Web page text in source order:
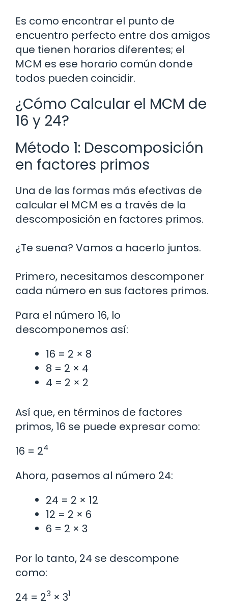
Es como encontrar el punto de
encuentro perfecto entre dos amigos
que tienen horarios diferentes; el
MCM es ese horario común donde
todos pueden coincidir.
¿Cómo Calcular el MCM de
16 y 24?
Método 1: Descomposición
en factores primos
Una de las formas más efectivas de
calcular el MCM es a través de la
descomposición en factores primos.
¿Te suena? Vamos a hacerlo juntos.
Primero, necesitamos descomponer
cada número en sus factores primos.
Para el número 16, lo
descomponemos así:
16 = 2 × 8
8 = 2 × 4
4 = 2 × 2
Así que, en términos de factores
primos, 16 se puede expresar como:
16 = 24
Ahora, pasemos al número 24:
24 = 2 × 12
12 = 2 × 6
6 = 2 × 3
Por lo tanto, 24 se descompone
como:
24 = 23 × 31